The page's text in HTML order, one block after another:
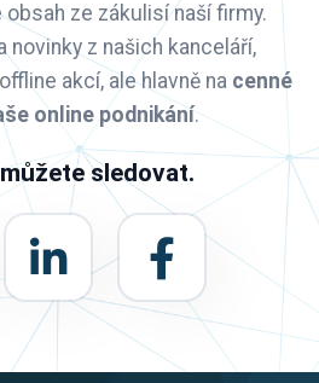
ze zákulisí naší firmy.
novinky z našich kanceláří,
akcí, ale hlavně na cenné
online podnikání.
sledovat.